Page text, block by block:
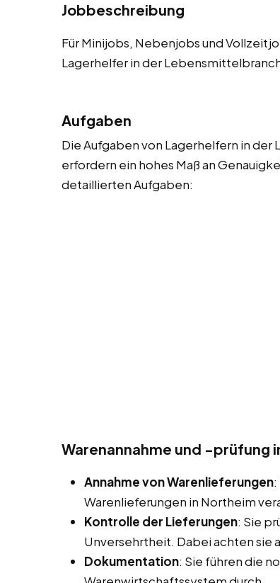
Jobbeschreibung
Für Minijobs, Nebenjobs und
Lagerhelfer in der
Aufgaben
Die Aufgaben von Lagerhelfern in
erfordern ein hohes Maß an
detaillierten Aufgaben:
Warenannahme und -prüfung
Annahme von Warenlieferungen
Warenlieferungen in Northeim
Kontrolle der Lieferungen: Sie
Unversehrtheit. Dabei achten sie
Dokumentation: Sie führen die